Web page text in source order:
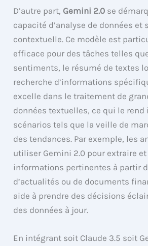
D’autre part, Gemini 2.0 se
capacité d’analyse de données et
contextuelle. Ce modèle est
efficace pour des tâches telles
sentiments, le résumé de textes
recherche d’informations
excelle dans le traitement de
données textuelles, ce qui le rend
scénarios tels que la veille de
des tendances. Par exemple, les
utiliser Gemini 2.0 pour extraire et
informations pertinentes à partir
d’actualités ou de documents
aide à prendre des décisions
des données à jour.
En intégrant soit Claude 3.5 soit